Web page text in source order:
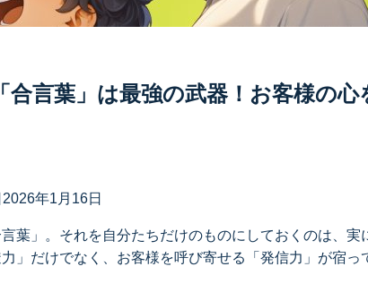
合言葉」は最強の武器！お客様の
2026年1月16日
葉」。それを自分たちだけのものにしておくのは、
」だけでなく、お客様を呼び寄せる「発信力」が宿